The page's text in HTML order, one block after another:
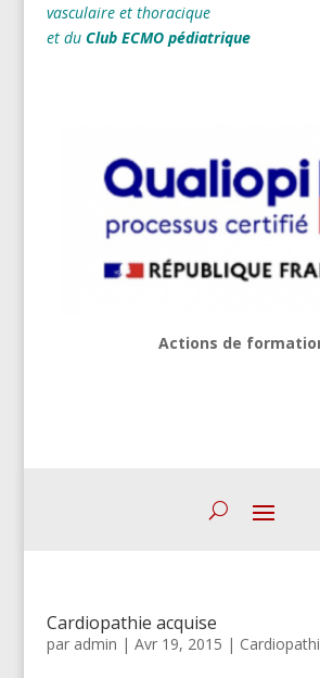
vasculaire et thoracique
et du Club ECMO pédiatrique
Actions de
Cardiopathie acquise
par admin | Avr 19, 2015 |